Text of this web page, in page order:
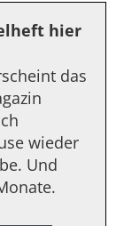
hier
das
wieder
Und